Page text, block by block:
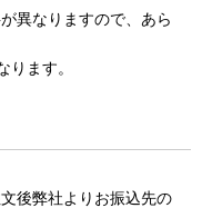
異なりますので、あら
ます。
後弊社よりお振込先の